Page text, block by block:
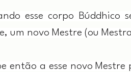
esse corpo Búddhico
um novo Mestre (ou
então a esse novo Mestre